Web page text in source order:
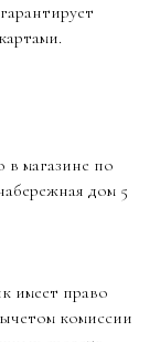
магазине по
дом 5
имеет право
комиссии